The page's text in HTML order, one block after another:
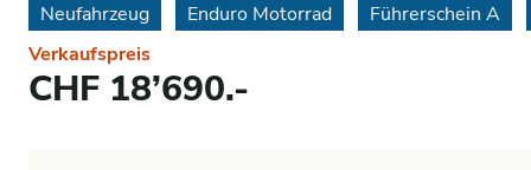
Neufahrzeug Enduro Motorrad
Führerschein A
Verkaufspreis
CHF 18’690.-